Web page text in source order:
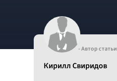
- Автор статьи
Кирилл Свиридов